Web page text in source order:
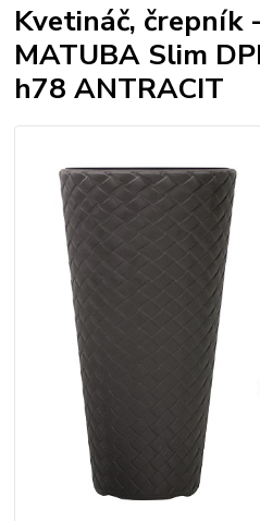
Kvetináč, črepník
MATUBA Slim
h78 ANTRACIT